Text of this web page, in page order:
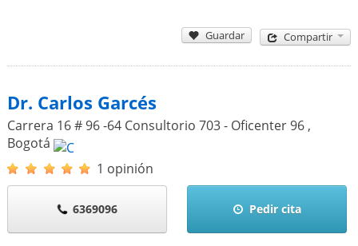
Guardar Compartir
Dr. Carlos Garcés
Carrera 16 # 96 -64 Consultorio 703 - Oficenter 96 ,
Bogotá
1 opinión
6369096 Pedir cita